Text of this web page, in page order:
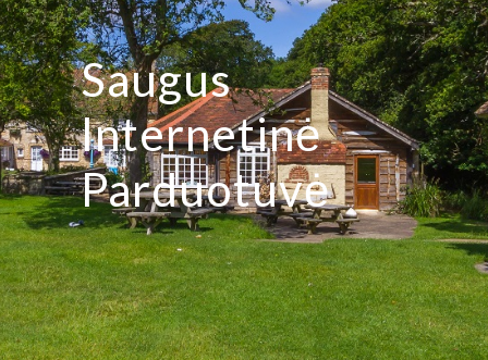
Saugus
Internetinė
Parduotuvė